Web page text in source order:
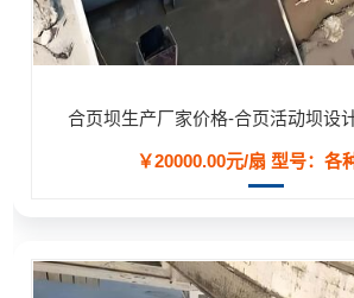
合页坝生产厂家价格-合页活动坝设
￥20000.00元/扇 型号：各